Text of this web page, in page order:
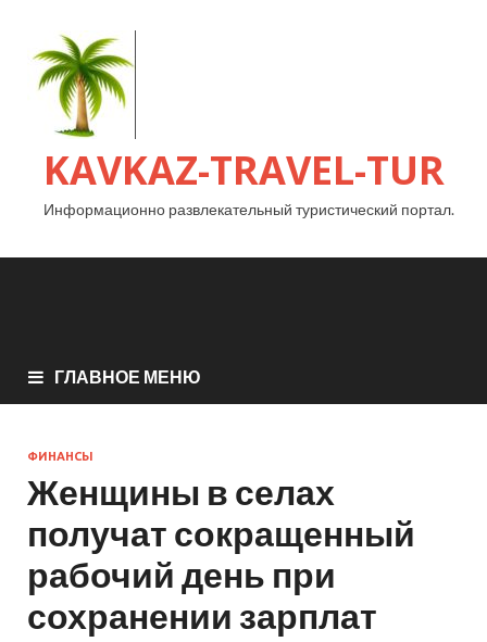
KAVKAZ-TRAVEL-TUR
Информационно развлекательный туристический портал.
ГЛАВНОЕ МЕНЮ
ФИНАНСЫ
Женщины в селах
получат сокращенный
рабочий день при
сохранении зарплат